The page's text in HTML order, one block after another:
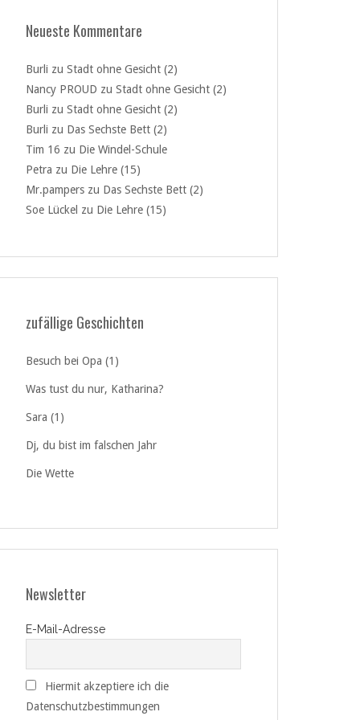
Neueste Kommentare
Burli zu Stadt ohne Gesicht (2)
Nancy PROUD zu Stadt ohne Gesicht (2)
Burli zu Stadt ohne Gesicht (2)
Burli zu Das Sechste Bett (2)
Tim 16 zu Die Windel-Schule
Petra zu Die Lehre (15)
Mr.pampers zu Das Sechste Bett (2)
Soe Lückel zu Die Lehre (15)
zufällige Geschichten
Besuch bei Opa (1)
Was tust du nur, Katharina?
Sara (1)
Dj, du bist im falschen Jahr
Die Wette
Newsletter
E-Mail-Adresse
Hiermit akzeptiere ich die
Datenschutzbestimmungen